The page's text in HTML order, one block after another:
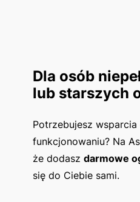
Dla osób
lub starszych
Potrzebujesz
funkcjonowaniu? Na
że dodasz darmowe
się do Ciebie sami.